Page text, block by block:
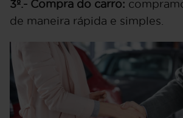
3º.- Compra do carro:
de maneira rápida e simples.